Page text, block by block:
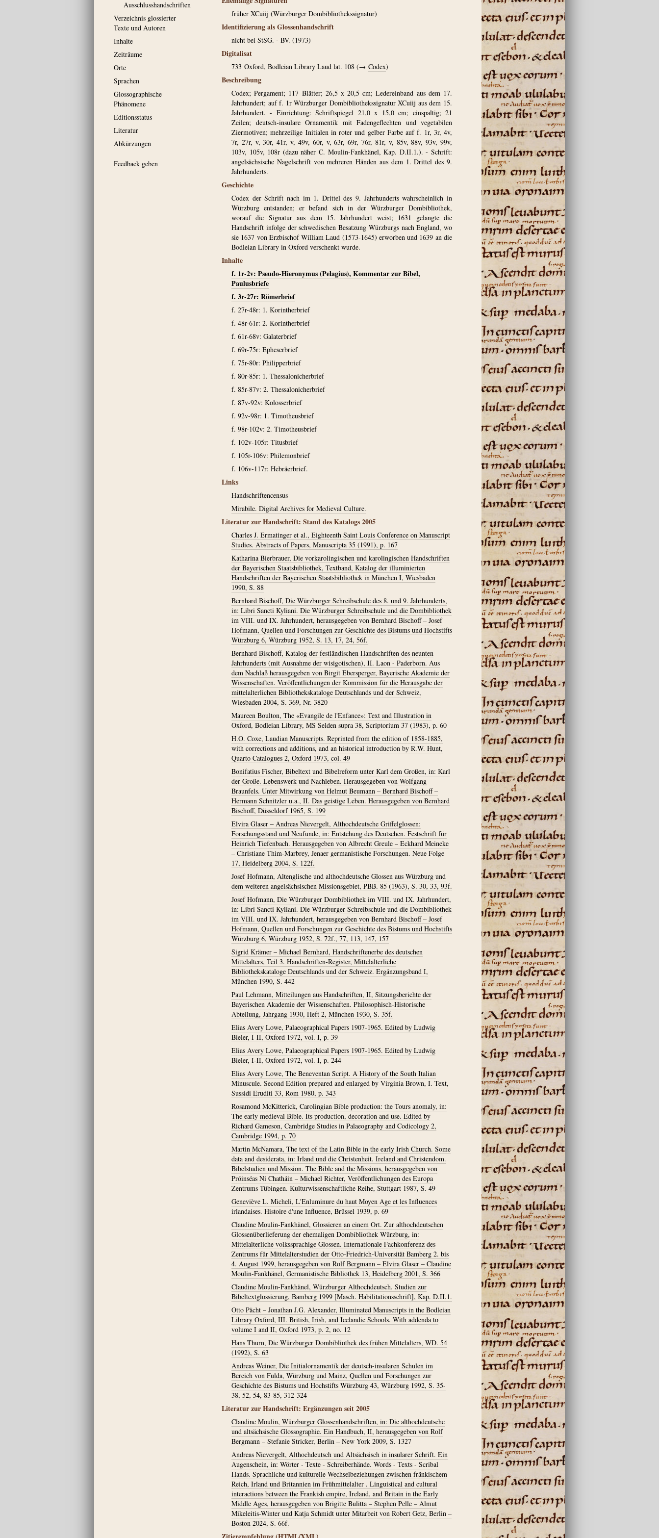
Ausschluss­handschriften
Verzeichnis glossierter
Texte und Autoren
Inhalte
Zeiträume
Orte
Sprachen
Glossographische
Phänomene
Editionsstatus
Literatur
Abkürzungen
Feedback geben
früher XCuiij (Würzburger Dombibliothekssignatur)
Identifizierung als Glossenhandschrift
nicht bei StSG. - BV. (1973)
Digitalisat
733 Oxford, Bodleian Library Laud lat. 108 (→ Codex)
Beschreibung
Codex; Pergament; 117 Blätter; 26,5 x 20,5 cm; Ledereinband aus dem 17.
Jahrhundert; auf f. 1r Würzburger Dombibliothekssignatur XCuiij aus dem 15.
Jahrhundert. - Einrichtung: Schriftspiegel 21,0 x 15,0 cm; einspaltig; 21
Zeilen; deutsch-insulare Ornamentik mit Fadengeflechten und vegetabilen
Ziermotiven; mehrzeilige Initialen in roter und gelber Farbe auf f. 1r, 3r, 4v,
7r, 27r, v, 30r, 41r, v, 49v, 60r, v, 63r, 69r, 76r, 81r, v, 85v, 88v, 93v, 99v,
103v, 105v, 108r (dazu näher C. Moulin-Fankhänel, Kap. D.II.1.). - Schrift:
angelsächsische Nagelschrift von mehreren Händen aus dem 1. Drittel des 9.
Jahrhunderts.
Geschichte
Codex der Schrift nach im 1. Drittel des 9. Jahrhunderts wahrscheinlich in
Würzburg entstanden; er befand sich in der Würzburger Dombibliothek,
worauf die Signatur aus dem 15. Jahrhundert weist; 1631 gelangte die
Handschrift infolge der schwedischen Besatzung Würzburgs nach England, wo
sie 1637 von Erzbischof William Laud (1573-1645) erworben und 1639 an die
Bodleian Library in Oxford verschenkt wurde.
Inhalte
f. 1r-2v: Pseudo-Hieronymus (Pelagius), Kommentar zur Bibel,
Paulusbriefe
f. 3r-27r: Römerbrief
f. 27r-48r: 1. Korintherbrief
f. 48r-61r: 2. Korintherbrief
f. 61r-68v: Galaterbrief
f. 69r-75r: Epheserbrief
f. 75r-80r: Philipperbrief
f. 80r-85r: 1. Thessalonicherbrief
f. 85r-87v: 2. Thessalonicherbrief
f. 87v-92v: Kolosserbrief
f. 92v-98r: 1. Timotheusbrief
f. 98r-102v: 2. Timotheusbrief
f. 102v-105r: Titusbrief
f. 105r-106v: Philemonbrief
f. 106v-117r: Hebräerbrief.
Links
Handschriftencensus
Mirabile. Digital Archives for Medieval Culture.
Literatur zur Handschrift: Stand des Katalogs 2005
Charles J. Ermatinger et al., Eighteenth Saint Louis Conference on Manuscript
Studies. Abstracts of Papers, Manuscripta 35 (1991), p. 167
Katharina Bierbrauer, Die vorkarolingischen und karolingischen Handschriften
der Bayerischen Staatsbibliothek, Textband, Katalog der illuminierten
Handschriften der Bayerischen Staatsbibliothek in München I, Wiesbaden
1990, S. 88
Bernhard Bischoff, Die Würzburger Schreibschule des 8. und 9. Jahrhunderts,
in: Libri Sancti Kyliani. Die Würzburger Schreibschule und die Dombibliothek
im VIII. und IX. Jahrhundert, herausgegeben von Bernhard Bischoff – Josef
Hofmann, Quellen und Forschungen zur Geschichte des Bistums und Hochstifts
Würzburg 6, Würzburg 1952, S. 13, 17, 24, 56f.
Bernhard Bischoff, Katalog der festländischen Handschriften des neunten
Jahrhunderts (mit Ausnahme der wisigotischen), II. Laon - Paderborn. Aus
dem Nachlaß herausgegeben von Birgit Ebersperger, Bayerische Akademie der
Wissenschaften. Veröffentlichungen der Kommission für die Herausgabe der
mittelalterlichen Bibliothekskataloge Deutschlands und der Schweiz,
Wiesbaden 2004, S. 369, Nr. 3820
Maureen Boulton, The «Evangile de l'Enfance»: Text and Illustration in
Oxford, Bodleian Library, MS Selden supra 38, Scriptorium 37 (1983), p. 60
H.O. Coxe, Laudian Manuscripts. Reprinted from the edition of 1858-1885,
with corrections and additions, and an historical introduction by R.W. Hunt,
Quarto Catalogues 2, Oxford 1973, col. 49
Bonifatius Fischer, Bibeltext und Bibelreform unter Karl dem Großen, in: Karl
der Große. Lebenswerk und Nachleben. Herausgegeben von Wolfgang
Braunfels. Unter Mitwirkung von Helmut Beumann – Bernhard Bischoff –
Hermann Schnitzler u.a., II. Das geistige Leben. Herausgegeben von Bernhard
Bischoff, Düsseldorf 1965, S. 199
Elvira Glaser – Andreas Nievergelt, Althochdeutsche Griffelglossen:
Forschungsstand und Neufunde, in: Entstehung des Deutschen. Festschrift für
Heinrich Tiefenbach. Herausgegeben von Albrecht Greule – Eckhard Meineke
– Christiane Thim-Marbrey, Jenaer germanistische Forschungen. Neue Folge
17, Heidelberg 2004, S. 122f.
Josef Hofmann, Altenglische und althochdeutsche Glossen aus Würzburg und
dem weiteren angelsächsischen Missionsgebiet, PBB. 85 (1963), S. 30, 33, 93f.
Josef Hofmann, Die Würzburger Dombibliothek im VIII. und IX. Jahrhundert,
in: Libri Sancti Kyliani. Die Würzburger Schreibschule und die Dombibliothek
im VIII. und IX. Jahrhundert, herausgegeben von Bernhard Bischoff – Josef
Hofmann, Quellen und Forschungen zur Geschichte des Bistums und Hochstifts
Würzburg 6, Würzburg 1952, S. 72f., 77, 113, 147, 157
Sigrid Krämer – Michael Bernhard, Handschriftenerbe des deutschen
Mittelalters, Teil 3. Handschriften-Register, Mittelalterliche
Bibliothekskataloge Deutschlands und der Schweiz. Ergänzungsband I,
München 1990, S. 442
Paul Lehmann, Mitteilungen aus Handschriften, II, Sitzungsberichte der
Bayerischen Akademie der Wissenschaften. Philosophisch-Historische
Abteilung, Jahrgang 1930, Heft 2, München 1930, S. 35f.
Elias Avery Lowe, Palaeographical Papers 1907-1965. Edited by Ludwig
Bieler, I-II, Oxford 1972, vol. I, p. 39
Elias Avery Lowe, Palaeographical Papers 1907-1965. Edited by Ludwig
Bieler, I-II, Oxford 1972, vol. I, p. 244
Elias Avery Lowe, The Beneventan Script. A History of the South Italian
Minuscule. Second Edition prepared and enlarged by Virginia Brown, I. Text,
Sussidi Eruditi 33, Rom 1980, p. 343
Rosamond McKitterick, Carolingian Bible production: the Tours anomaly, in:
The early medieval Bible. Its production, decoration and use. Edited by
Richard Gameson, Cambridge Studies in Palaeography and Codicology 2,
Cambridge 1994, p. 70
Martin McNamara, The text of the Latin Bible in the early Irish Church. Some
data and desiderata, in: Irland und die Christenheit. Ireland and Christendom.
Bibelstudien und Mission. The Bible and the Missions, herausgegeben von
Próinséas Ní Chatháin – Michael Richter, Veröffentlichungen des Europa
Zentrums Tübingen. Kulturwissenschaftliche Reihe, Stuttgart 1987, S. 49
Geneviève L. Micheli, L'Enluminure du haut Moyen Age et les Influences
irlandaises. Histoire d'une Influence, Brüssel 1939, p. 69
Claudine Moulin-Fankhänel, Glossieren an einem Ort. Zur althochdeutschen
Glossenüberlieferung der ehemaligen Dombibliothek Würzburg, in:
Mittelalterliche volkssprachige Glossen. Internationale Fachkonferenz des
Zentrums für Mittelalterstudien der Otto-Friedrich-Universität Bamberg 2. bis
4. August 1999, herausgegeben von Rolf Bergmann – Elvira Glaser – Claudine
Moulin-Fankhänel, Germanistische Bibliothek 13, Heidelberg 2001, S. 366
Claudine Moulin-Fankhänel, Würzburger Althochdeutsch. Studien zur
Bibeltextglossierung, Bamberg 1999 [Masch. Habilitationsschrift], Kap. D.II.1.
Otto Pächt – Jonathan J.G. Alexander, Illuminated Manuscripts in the Bodleian
Library Oxford, III. British, Irish, and Icelandic Schools. With addenda to
volume I and II, Oxford 1973, p. 2, no. 12
Hans Thurn, Die Würzburger Dombibliothek des frühen Mittelalters, WD. 54
(1992), S. 63
Andreas Weiner, Die Initialornamentik der deutsch-insularen Schulen im
Bereich von Fulda, Würzburg und Mainz, Quellen und Forschungen zur
Geschichte des Bistums und Hochstifts Würzburg 43, Würzburg 1992, S. 35-
38, 52, 54, 83-85, 312-324
Literatur zur Handschrift: Ergänzungen seit 2005
Claudine Moulin, Würzburger Glossenhandschriften, in: Die althochdeutsche
und altsächsische Glossographie. Ein Handbuch, II, herausgegeben von Rolf
Bergmann – Stefanie Stricker, Berlin – New York 2009, S. 1327
Andreas Nievergelt, Althochdeutsch und Altsächsisch in insularer Schrift. Ein
Augenschein, in: Wörter - Texte - Schreiberhände. Words - Texts - Scribal
Hands. Sprachliche und kulturelle Wechselbeziehungen zwischen fränkischem
Reich, Irland und Britannien im Frühmittelalter . Linguistical and cultural
interactions between the Frankish empire, Ireland, and Britain in the Early
Middle Ages, herausgegeben von Brigitte Bulitta – Stephen Pelle – Almut
Mikeleitis-Winter und Katja Schmidt unter Mitarbeit von Robert Getz, Berlin –
Boston 2024, S. 66f.